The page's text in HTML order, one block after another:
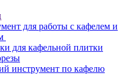
для работы с кафелем и
для кафельной плитки
инструмент по кафелю